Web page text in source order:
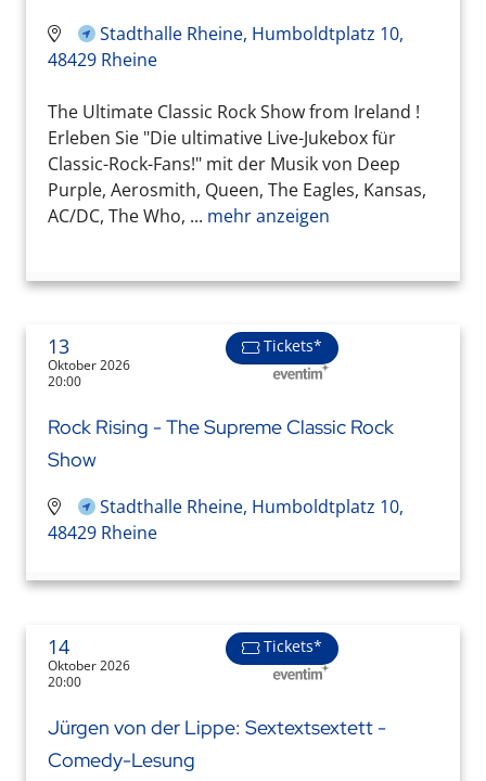
Stadthalle Rheine, Humboldtplatz 10,
48429 Rheine
The Ultimate Classic Rock Show from Ireland !
Erleben Sie "Die ultimative Live-Jukebox für
Classic-Rock-Fans!" mit der Musik von Deep
Purple, Aerosmith, Queen, The Eagles, Kansas,
AC/DC, The Who, ... mehr anzeigen
13
Oktober 2026
20:00
Tickets*
Rock Rising - The Supreme Classic Rock
Show
Stadthalle Rheine, Humboldtplatz 10,
48429 Rheine
14
Oktober 2026
20:00
Tickets*
Jürgen von der Lippe: Sextextsextett -
Comedy-Lesung